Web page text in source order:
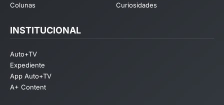
Colunas
Curiosidades
INSTITUCIONAL
Auto+TV
Expediente
App Auto+TV
A+ Content